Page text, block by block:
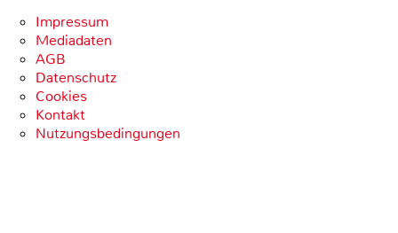
Impressum
Mediadaten
AGB
Datenschutz
Cookies
Kontakt
Nutzungsbedingungen